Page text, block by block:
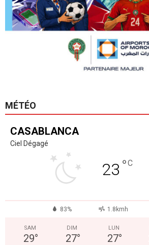
MÉTÉO
CASABLANCA
Ciel Dégagé
23 °C
83% 1.8kmh
SAM
29°
DIM
27°
LUN
27°